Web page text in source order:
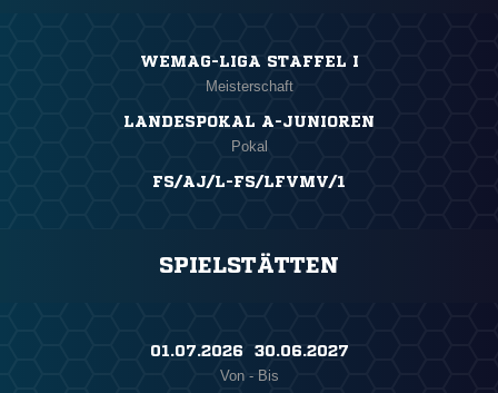
WEMAG-LIGA STAFFEL I
Meisterschaft
LANDESPOKAL A-JUNIOREN
Pokal
FS/AJ/L-FS/LFVMV/1
SPIELSTÄTTEN
01.07.2026 ​ 30.06.2027
Von - Bis